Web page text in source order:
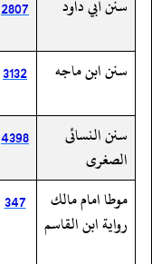
سنن أبي داود 2807
سنن ابن ماجه
3132
سنن النسائى
الصغرى
4398
موطا امام مالك
رواية ابن القاسم
347